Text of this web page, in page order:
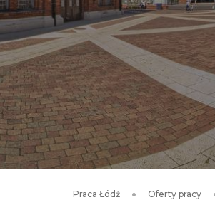
Praca Łódź Oferty pracy